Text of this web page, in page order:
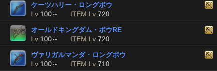
ケーツハリー・ロングボウ
Lv 100～ ITEM Lv 720
オールドキングダム・ボウRE
Lv 100～ ITEM Lv 720
ヴァリガルマンダ・ロングボウ
Lv 100～ ITEM Lv 710